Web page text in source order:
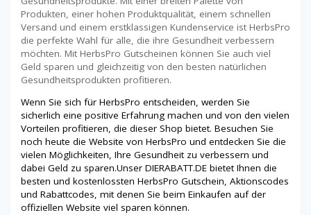
Produkten, einer hohen Produktqualität, einem schnellen
Versand und einem erstklassigen Kundenservice ist HerbsPro
die perfekte Wahl für alle, die ihre Gesundheit verbessern
möchten. Mit HerbsPro Gutscheinen können Sie auch viel
Geld sparen und gleichzeitig von den besten natürlichen
Gesundheitsprodukten profitieren.
Wenn Sie sich für HerbsPro entscheiden, werden Sie
sicherlich eine positive Erfahrung machen und von den vielen
Vorteilen profitieren, die dieser Shop bietet. Besuchen Sie
noch heute die Website von HerbsPro und entdecken Sie die
vielen Möglichkeiten, Ihre Gesundheit zu verbessern und
dabei Geld zu sparen.Unser DIERABATT.DE bietet Ihnen die
besten und kostenlossten HerbsPro Gutschein, Aktionscodes
und Rabattcodes, mit denen Sie beim Einkaufen auf der
offiziellen Website viel sparen können.